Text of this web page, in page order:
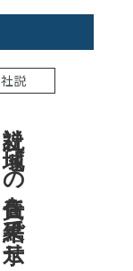
社説
社説 地域への責任を結果で示せ